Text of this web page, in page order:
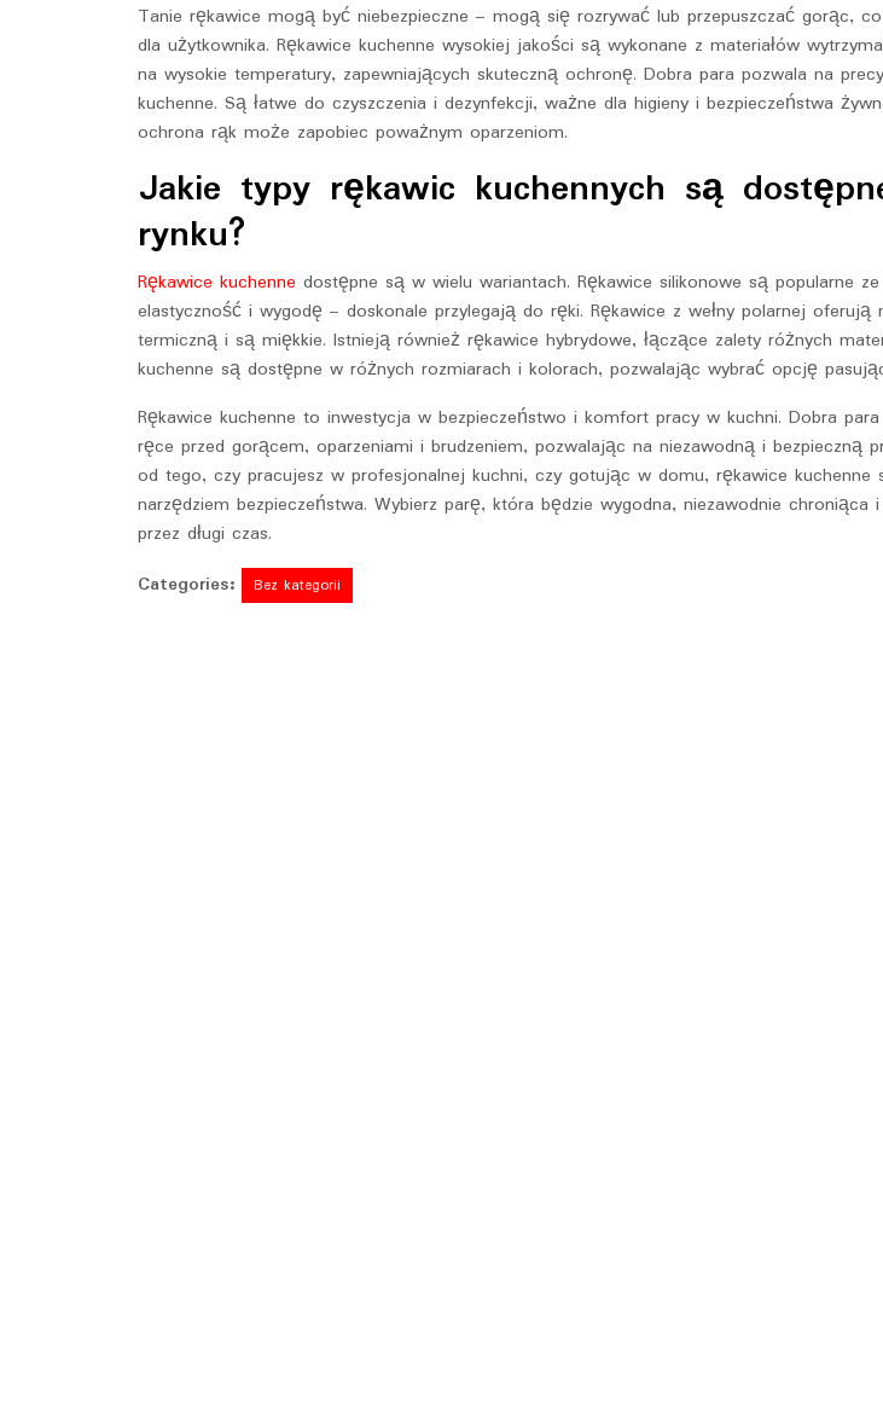
Tanie rękawice mogą być niebezpieczne – mogą się rozrywać lub przepuszczać gorąc,
dla użytkownika. Rękawice kuchenne wysokiej jakości są wykonane z materiałów
na wysokie temperatury, zapewniających skuteczną ochronę. Dobra para pozwala na
kuchenne. Są łatwe do czyszczenia i dezynfekcji, ważne dla higieny i bezpieczeństwa
ochrona rąk może zapobiec poważnym oparzeniom.
Jakie typy rękawic kuchennych są
rynku?
Rękawice kuchenne dostępne są w wielu wariantach. Rękawice silikonowe są popularne
elastyczność i wygodę – doskonale przylegają do ręki. Rękawice z wełny polarnej oferują
termiczną i są miękkie. Istnieją również rękawice hybrydowe, łączące zalety różnych
kuchenne są dostępne w różnych rozmiarach i kolorach, pozwalając wybrać opcję
Rękawice kuchenne to inwestycja w bezpieczeństwo i komfort pracy w kuchni. Dobra
ręce przed gorącem, oparzeniami i brudzeniem, pozwalając na niezawodną i bezpieczną
od tego, czy pracujesz w profesjonalnej kuchni, czy gotując w domu, rękawice kuchenne
narzędziem bezpieczeństwa. Wybierz parę, która będzie wygodna, niezawodnie chroniąca i
przez długi czas.
Categories:
Bez kategorii